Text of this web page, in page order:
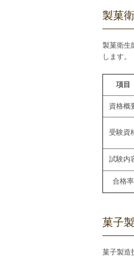
製菓
製菓衛生
します。
項目
資格概
受験資
試験内
合格率
菓子
菓子製造